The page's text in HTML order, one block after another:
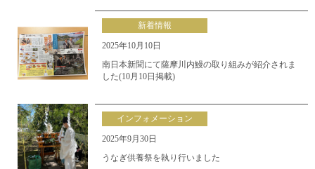
新着情報
2025年10月10日
南日本新聞にて薩摩川内鰻の取り組みが紹介されま
した(10月10日掲載)
インフォメーション
2025年9月30日
うなぎ供養祭を執り行いました